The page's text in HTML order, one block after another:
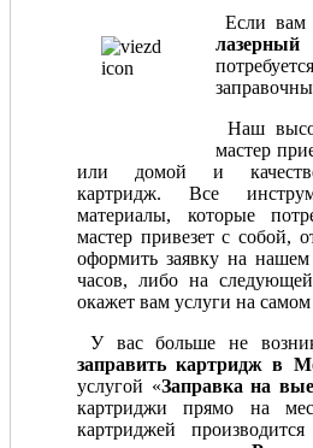
Если вам
лазерный
Наш
мастер
или домой и
картридж. Все
материалы, которые
мастер привезет с собой,
оформить заявку на
часов, либо на
окажет вам услуги на
У вас больше не
заправить картридж в
услугой «Заправка на
картриджи прямо на
картриджей